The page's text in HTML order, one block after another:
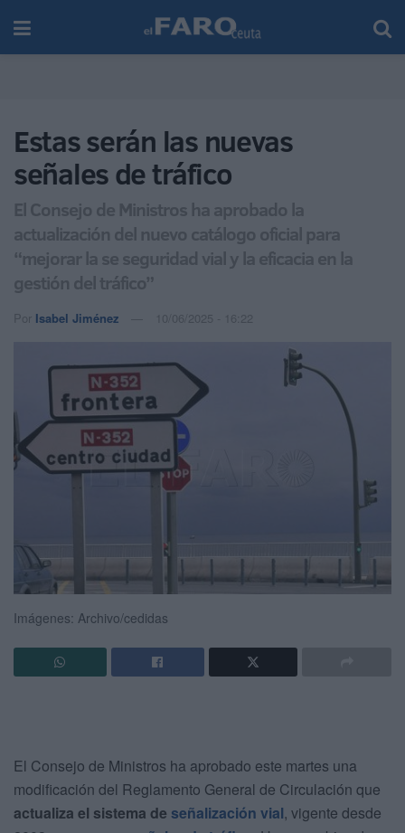
Estas serán las nuevas
señales de tráfico
El Consejo de Ministros ha aprobado la
actualización del nuevo catálogo oficial para
“mejorar la se seguridad vial y la eficacia en la
gestión del tráfico”
Por Isabel Jiménez 10/06/2025 - 16:22
Imágenes: Archivo/cedidas
El Consejo de Ministros ha aprobado este martes una
modificación del Reglamento General de Circulación que
actualiza el sistema de señalización vial, vigente desde